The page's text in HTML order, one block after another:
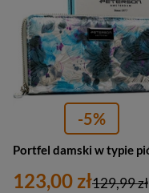
-5%
123,00 zł129,99 zł